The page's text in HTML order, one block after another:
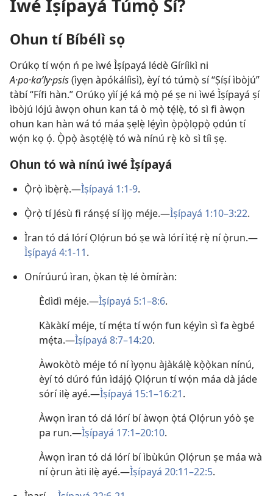
Ìwé Ìṣípayá Túmọ̀ Sí?
Ohun tí Bíbélì sọ
Orúkọ tí wọ́n ń pe ìwé Ìṣípayá lédè Gíríìkì ni
A·po·kaʹly·psis(ìyẹn àpókálíìsì), èyí tó túmọ̀ sí “Ṣíṣí ìbòjú”
tàbí “Fífi hàn.” Orúkọ yìí jẹ́ ká mọ̀ pé ṣe ni ìwé Ìṣípayá ṣí
ìbòjú lójú àwọn ohun kan tá ò mọ̀ tẹ́lẹ̀, tó sì fi àwọn
ohun kan hàn wá tó máa ṣẹlẹ̀ lẹ́yìn ọ̀pọ̀lọpọ̀ ọdún tí
wọ́n kọ ọ́. Ọ̀pọ̀ àsọtẹ́lẹ̀ tó wà nínú rẹ̀ kò sì tíì ṣẹ.
Ohun tó wà nínú ìwé Ìṣípayá
Ọ̀rọ̀ ìbẹ̀rẹ̀.​—Ìṣípayá 1:1-9.
Ọ̀rọ̀ tí Jésù fi ránṣẹ́ sí ìjọ méje.​—Ìṣípayá 1:10–​3:22.
Ìran tó dá lórí Ọlọ́run bó ṣe wà lórí ìtẹ́ rẹ̀ ní ọ̀run.​—
Ìṣípayá 4:1-​11.
Onírúurú ìran, ọ̀kan tẹ̀ lé òmíràn:
Èdìdì méje.​—Ìṣípayá 5:1–​8:6.
Kàkàkí méje, tí mẹ́ta tí wọ́n fun kẹ́yìn sì fa ègbé
mẹ́ta.​—Ìṣípayá 8:7–​14:20.
Àwokòtò méje tó ní ìyọnu àjàkálẹ̀ kọ̀ọ̀kan nínú,
èyí tó dúró fún ìdájọ́ Ọlọ́run tí wọ́n máa dà jáde
sórí ilẹ̀ ayé.​—Ìṣípayá 15:1–​16:21.
Àwọn ìran tó dá lórí bí àwọn ọ̀tá Ọlọ́run yóò ṣe
pa run.​—Ìṣípayá 17:1–​20:10.
Àwọn ìran tó dá lórí bí ìbùkún Ọlọ́run ṣe máa wà
ní ọ̀run àti ilẹ̀ ayé.​—Ìṣípayá 20:11–​22:5.